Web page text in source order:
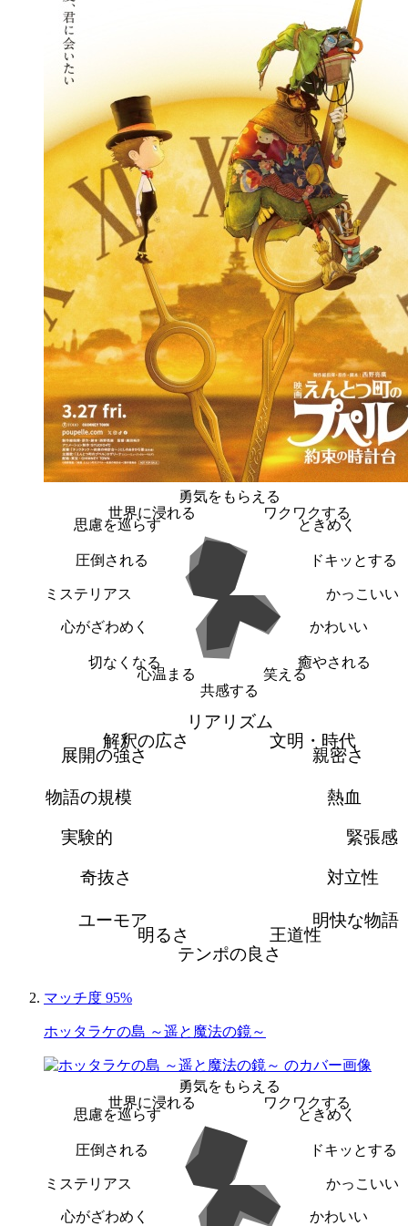
勇気をもらえる
ワクワクする
ときめく
ドキッとする
かっこいい
かわいい
癒やされる
笑える
共感する
心温まる
切なくなる
心がざわめく
ミステリアス
圧倒される
思慮を巡らす
世界に浸れる
リアリズム
文明・時代
親密さ
熱血
緊張感
対立性
明快な物語
王道性
テンポの良さ
明るさ
ユーモア
奇抜さ
実験的
物語の規模
展開の強さ
解釈の広さ
マッチ度 95%
ホッタラケの島 ～遥と魔法の鏡～
勇気をもらえる
ワクワクする
ときめく
ドキッとする
かっこいい
かわいい
心がざわめく
ミステリアス
圧倒される
思慮を巡らす
世界に浸れる